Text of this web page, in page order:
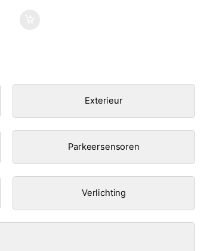
Exterieur
Parkeersensoren
Verlichting